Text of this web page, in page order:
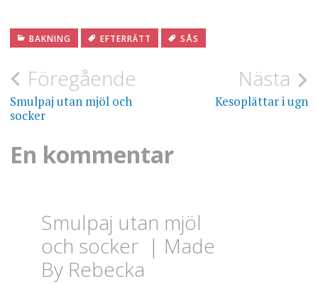
BAKNING EFTERRÄTT SÅS
Inläggsnavigering
Föregående
Smulpaj utan mjöl och
socker
Nästa
Kesoplättar i ugn
En kommentar
Smulpaj utan mjöl
och socker | Made
By Rebecka